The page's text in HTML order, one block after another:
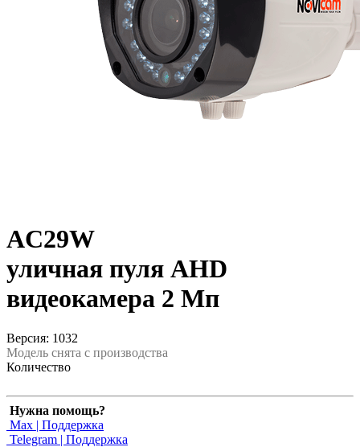
AC29W
уличная пуля AHD
видеокамера 2 Мп
Версия: 1032
Модель снята с производства
Количество
Нужна помощь?
Max | Поддержка
Telegram | Поддержка